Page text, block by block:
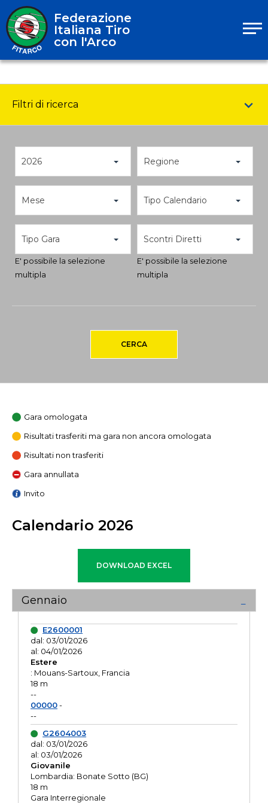
Federazione
Italiana Tiro
con l'Arco
Filtri di ricerca
2026 Regione
Mese Tipo Calendario
Tipo Gara
E' possibile la selezione
multipla
Scontri Diretti
E' possibile la selezione
multipla
CERCA
Gara omologata
Risultati trasferiti ma gara non ancora omologata
Risultati non trasferiti
Gara annullata
Invito
Calendario 2026
Gennaio
E2600001
dal: 03/01/2026
al: 04/01/2026
Estere
: Mouans-Sartoux, Francia
18 m
--
00000-
--
G2604003
dal: 03/01/2026
al: 03/01/2026
Giovanile
Lombardia: Bonate Sotto (BG)
18 m
Gara Interregionale